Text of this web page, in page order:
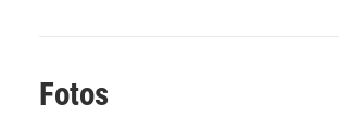
Fotos